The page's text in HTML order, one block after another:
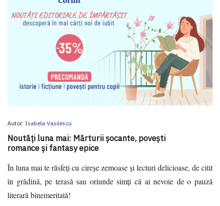
Autor: Isabela Vasilescu
Noutăți luna mai: Mărturii șocante, povești
romance și fantasy epice
În luna mai te răsfeți cu cireșe zemoase și lecturi delicioase, de citit
în grădină, pe terasă sau oriunde simți că ai nevoie de o pauză
literară binemeritată!